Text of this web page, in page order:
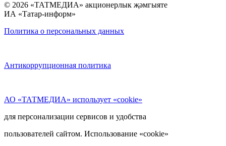
© 2026 «ТАТМЕДИА» акционерлык җәмгыяте
ИА «Татар-информ»
Политика о персональных данных
Антикоррупционная политика
АО «ТАТМЕДИА» использует «cookie»
для персонализации сервисов и удобства
пользователей сайтом. Использование «cookie»